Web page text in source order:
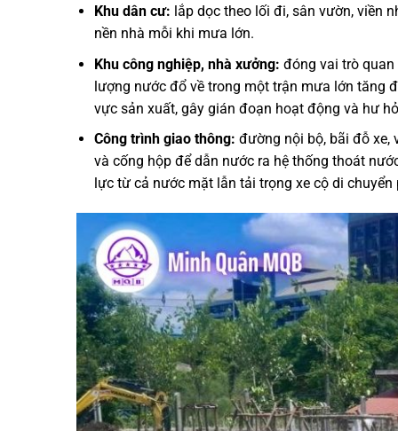
Khu dân cư: lắp dọc theo lối đi, sân vườn, viền
nền nhà mỗi khi mưa lớn.
Khu công nghiệp, nhà xưởng: đóng vai trò
lượng nước đổ về trong một trận mưa lớn tăng
vực sản xuất, gây gián đoạn hoạt động và hư
Công trình giao thông: đường nội bộ, bãi đỗ xe,
và cống hộp để dẫn nước ra hệ thống thoát
lực từ cả nước mặt lẫn tải trọng xe cộ di chuyển